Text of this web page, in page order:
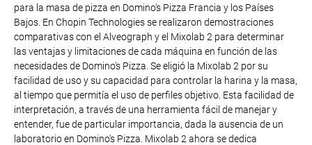
para la masa de pizza en Domino's Pizza Francia y los Países
Bajos. En Chopin Technologies se realizaron demostraciones
comparativas con el Alveograph y el Mixolab 2 para determinar
las ventajas y limitaciones de cada máquina en función de las
necesidades de Domino's Pizza. Se eligió la Mixolab 2 por su
facilidad de uso y su capacidad para controlar la harina y la masa,
al tiempo que permitía el uso de perfiles objetivo. Esta facilidad de
interpretación, a través de una herramienta fácil de manejar y
entender, fue de particular importancia, dada la ausencia de un
laboratorio en Domino's Pizza. Mixolab 2 ahora se dedica